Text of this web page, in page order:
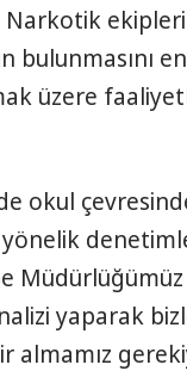
üzere
okul
yönelik
yaparak
almamız